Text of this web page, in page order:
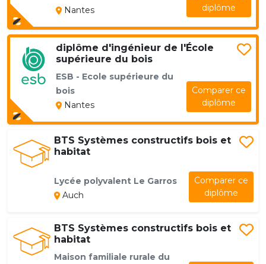
Nantes
diplôme
diplôme d'ingénieur de l'École
supérieure du bois
ESB - Ecole supérieure du
bois
Nantes
Comparer ce
diplôme
BTS Systèmes constructifs bois et
habitat
Lycée polyvalent Le Garros
Auch
Comparer ce
diplôme
BTS Systèmes constructifs bois et
habitat
Maison familiale rurale du